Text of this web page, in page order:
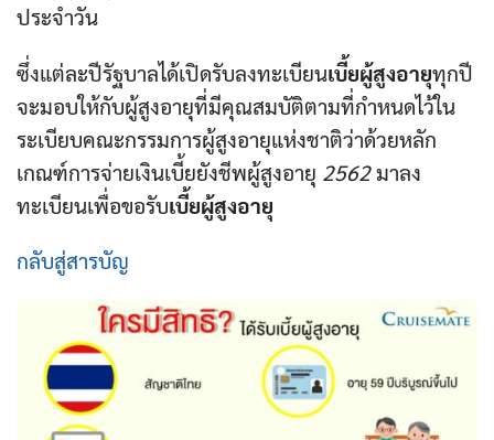
ประจำวัน
ซึ่งแต่ละปีรัฐบาลได้เปิดรับลงทะเบียนเบี้ยผู้สูงอายุทุกปี
จะมอบให้กับผู้สูงอายุที่มีคุณสมบัติตามที่กำหนดไว้ใน
ระเบียบคณะกรรมการผู้สูงอายุแห่งชาติว่าด้วยหลัก
เกณฑ์การจ่ายเงินเบี้ยยังชีพผู้สูงอายุ 2562มาลง
ทะเบียนเพื่อขอรับเบี้ยผู้สูงอายุ
กลับสู่สารบัญ